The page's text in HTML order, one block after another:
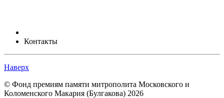
Контакты
Наверх
© Фонд премиям памяти митрополита Московского и
Коломенского Макария (Булгакова) 2026